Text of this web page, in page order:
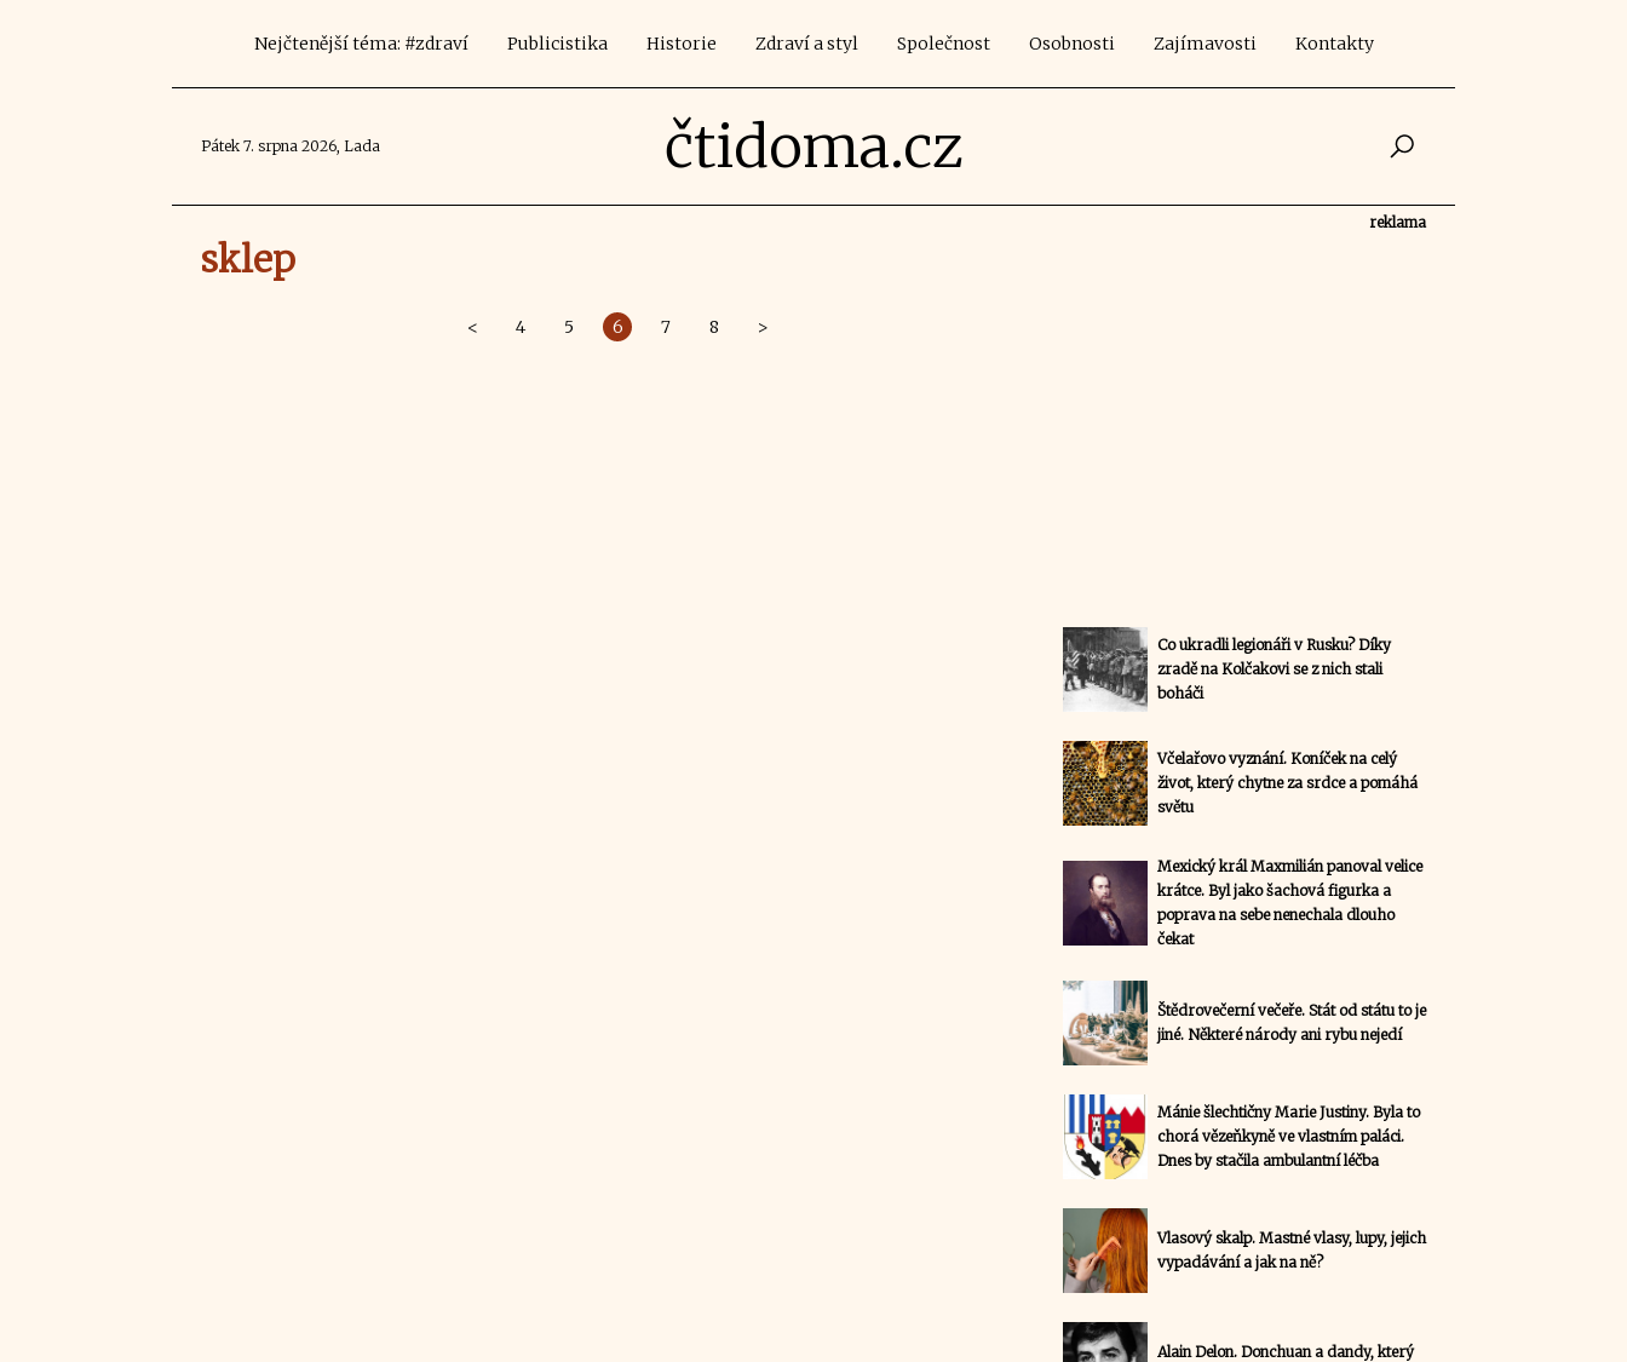
Nejčtenější téma: #zdraví Publicistika Historie Zdraví a styl Společnost Osobnosti Zajímavosti Kontakty
Pátek 7. srpna 2026, Lada čtidoma.cz
sklep
< 4 5 6 7 8 >
reklama
Co ukradli legionáři v Rusku? Díky
zradě na Kolčakovi se z nich stali
boháči
Včelařovo vyznání. Koníček na celý
život, který chytne za srdce a pomáhá
světu
Mexický král Maxmilián panoval velice
krátce. Byl jako šachová figurka a
poprava na sebe nenechala dlouho
čekat
Štědrovečerní večeře. Stát od státu to je
jiné. Některé národy ani rybu nejedí
Mánie šlechtičny Marie Justiny. Byla to
chorá vězeňkyně ve vlastním paláci.
Dnes by stačila ambulantní léčba
Vlasový skalp. Mastné vlasy, lupy, jejich
vypadávání a jak na ně?
Alain Delon. Donchuan a dandy, který